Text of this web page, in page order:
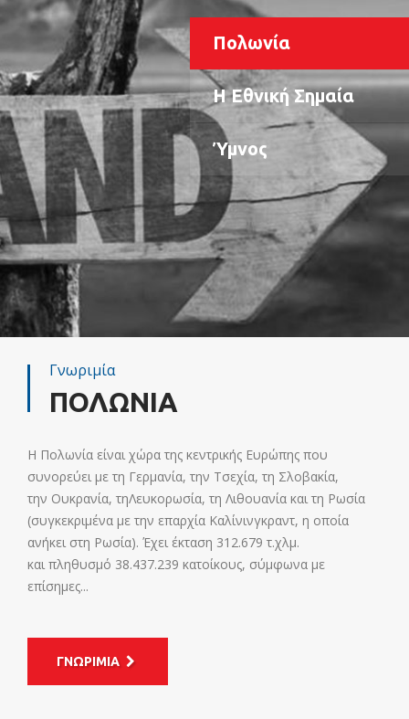
Πολωνία
Η Εθνική Σημαία
Ύμνος
Γνωριμία
ΠΟΛΩΝΙΑ
Η Πολωνία είναι χώρα της κεντρικής Ευρώπης που
συνορεύει με τη Γερμανία, την Τσεχία, τη Σλοβακία,
την Ουκρανία, τηΛευκορωσία, τη Λιθουανία και τη Ρωσία
(συγκεκριμένα με την επαρχία Καλίνινγκραντ, η οποία
ανήκει στη Ρωσία). Έχει έκταση 312.679 τ.χλμ.
και πληθυσμό 38.437.239 κατοίκους, σύμφωνα με
επίσημες...
ΓΝΩΡΙΜΙΑ